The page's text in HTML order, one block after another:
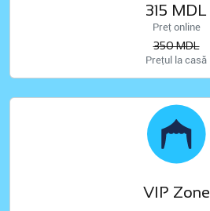
315 MDL
Preț online
350 MDL
Prețul la casă
VIP Zone